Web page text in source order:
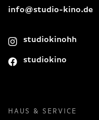
info@studio-kino.de
studiokinohh
studiokino
HAUS & SERVICE